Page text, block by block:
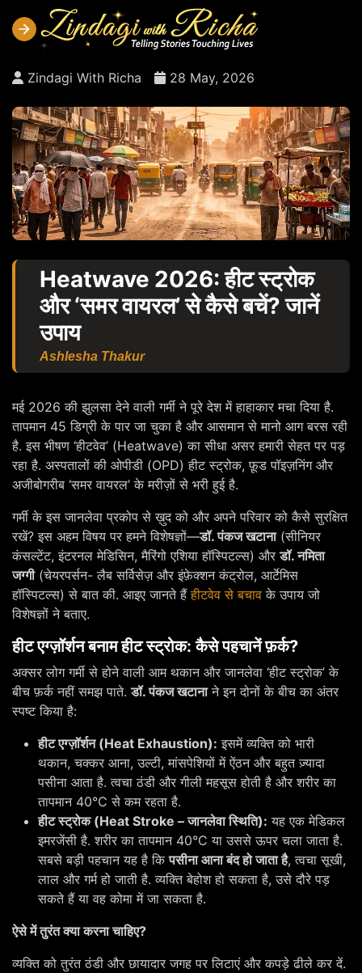
Zindagi With Richa 28 May, 2026
Heatwave 2026: हीट स्ट्रोक
और ‘समर वायरल’ से कैसे बचें? जानें
उपाय
Ashlesha Thakur
मई 2026 की झुलसा देने वाली गर्मी ने पूरे देश में हाहाकार मचा दिया है.
तापमान 45 डिग्री के पार जा चुका है और आसमान से मानो आग बरस रही
है. इस भीषण ‘हीटवेव’ (Heatwave) का सीधा असर हमारी सेहत पर पड़
रहा है. अस्पतालों की ओपीडी (OPD) हीट स्ट्रोक, फ़ूड पॉइज़निंग और
अजीबोगरीब ‘समर वायरल’ के मरीज़ों से भरी हुई है.
गर्मी के इस जानलेवा प्रकोप से ख़ुद को और अपने परिवार को कैसे सुरक्षित
रखें? इस अहम विषय पर हमने विशेषज्ञों—डॉ. पंकज खटाना(सीनियर
कंसल्टेंट, इंटरनल मेडिसिन, मैरिंगो एशिया हॉस्पिटल्स) औरडॉ. नमिता
जग्गी(चेयरपर्सन- लैब सर्विसेज़ और इंफ़ेक्शन कंट्रोल, आर्टेमिस
हॉस्पिटल्स) से बात की. आइए जानते हैंहीटवेव से बचाव के उपाय जो
विशेषज्ञों ने बताए.
हीट एग्ज़ॉर्शन बनाम हीट स्ट्रोक: कैसे पहचानें फ़र्क?
अक्सर लोग गर्मी से होने वाली आम थकान और जानलेवा ‘हीट स्ट्रोक’ के
बीच फ़र्क नहीं समझ पाते.डॉ. पंकज खटानाने इन दोनों के बीच का अंतर
स्पष्ट किया है:
हीट एग्ज़ॉर्शन (Heat Exhaustion): इसमें व्यक्ति को भारी
थकान, चक्कर आना, उल्टी, मांसपेशियों में ऐंठन और बहुत ज़्यादा
पसीना आता है. त्वचा ठंडी और गीली महसूस होती है और शरीर का
तापमान 40°C से कम रहता है.
हीट स्ट्रोक (Heat Stroke – जानलेवा स्थिति): यह एक मेडिकल
इमरजेंसी है. शरीर का तापमान 40°C या उससे ऊपर चला जाता है.
सबसे बड़ी पहचान यह है किपसीना आना बंद हो जाता है, त्वचा सूखी,
लाल और गर्म हो जाती है. व्यक्ति बेहोश हो सकता है, उसे दौरे पड़
सकते हैं या वह कोमा में जा सकता है.
ऐसे में तुरंत क्या करना चाहिए?
व्यक्ति को तुरंत ठंडी और छायादार जगह पर लिटाएं और कपड़े ढीले कर दें.